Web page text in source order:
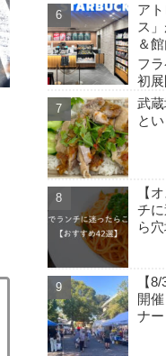
ア
ス
＆
フ
初
武蔵
と
【
チ
ら
【
開
ナ